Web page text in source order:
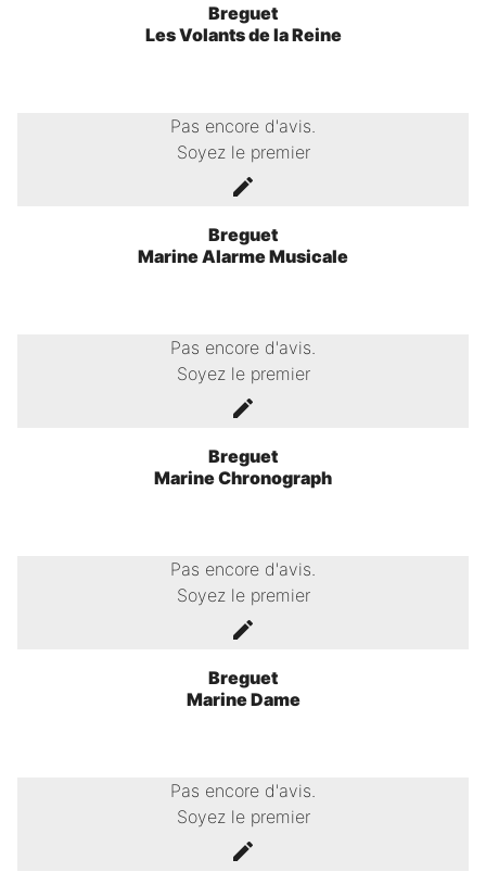
Breguet
Les Volants de la Reine
Pas encore d'avis.
Soyez le premier
Breguet
Marine Alarme Musicale
Pas encore d'avis.
Soyez le premier
Breguet
Marine Chronograph
Pas encore d'avis.
Soyez le premier
Breguet
Marine Dame
Pas encore d'avis.
Soyez le premier